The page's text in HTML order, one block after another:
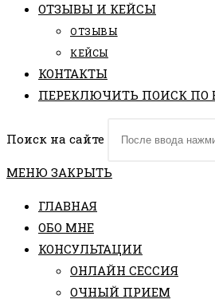
ОТЗЫВЫ И КЕЙСЫ
ОТЗЫВЫ
КЕЙСЫ
КОНТАКТЫ
ПЕРЕКЛЮЧИТЬ ПОИСК ПО
Поиск на сайте
МЕНЮ ЗАКРЫТЬ
ГЛАВНАЯ
ОБО МНЕ
КОНСУЛЬТАЦИИ
ОНЛАЙН СЕССИЯ
ОЧНЫЙ ПРИЕМ